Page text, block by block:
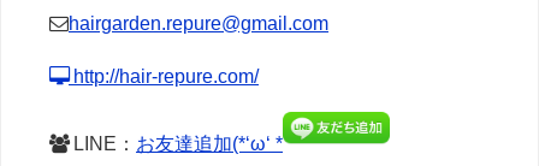
hairgarden.repure@gmail.com
http://hair-repure.com/
LINE： お友達追加(*‘ω‘ *